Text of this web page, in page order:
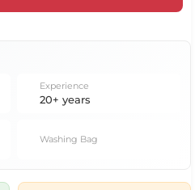
Experience
20+ years
Washing Bag